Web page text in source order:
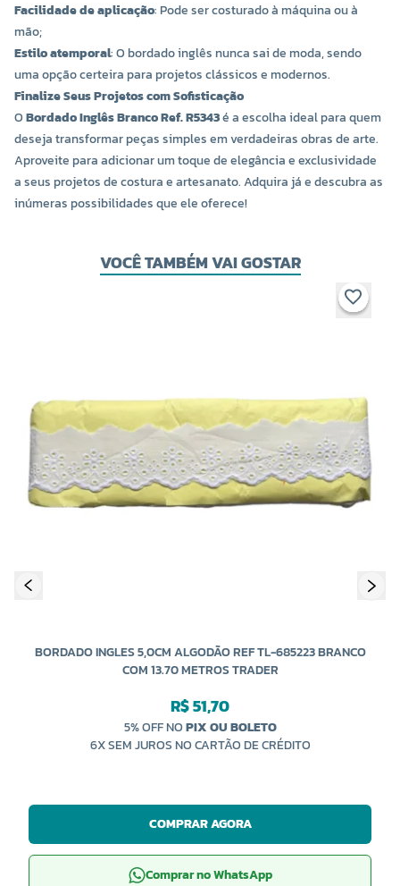
Facilidade de aplicação: Pode ser costurado à máquina ou à
mão;
Estilo atemporal: O bordado inglês nunca sai de moda, sendo
uma opção certeira para projetos clássicos e modernos.
Finalize Seus Projetos com Sofisticação
OBordado Inglês Branco Ref. R5343é a escolha ideal para quem
deseja transformar peças simples em verdadeiras obras de arte.
Aproveite para adicionar um toque de elegância e exclusividade
a seus projetos de costura e artesanato. Adquira já e descubra as
inúmeras possibilidades que ele oferece!
VOCÊ TAMBÉM VAI GOSTAR
BORDADO INGLES 5,0CM ALGODÃO REF TL-685223 BRANCO
COM 13.70 METROS TRADER
R$ 51,70
5% OFF NOPIX OU BOLETO
6X SEM JUROS NO CARTÃO DE CRÉDITO
COMPRAR AGORA
Comprar no WhatsApp